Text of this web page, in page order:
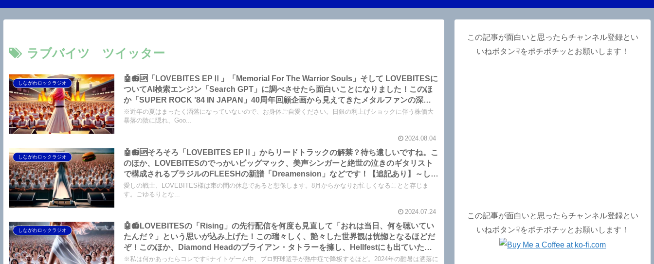
ラブバイツ ツイッター
しながわロックラジオ
🤖📻🆙「LOVEBITES EPⅡ」「Memorial For The Warrior Souls」そして LOVEBITESに
ついてAI検索エンジン「Search GPT」に調べさせたら面白いことになりました！このほ
か「SUPER ROCK ’84 IN JAPAN」40周年回顧企画から見えてきたメタルファンの深刻
な高齢化、「BURRN！創刊時を知っているか否か？」などについてです【重要追記あ
り】～しながわロックラジオ【加筆あり】
※近年の夏はまったく洒落になっていないので、お身体ご自愛ください。日銀の利上げショックに伴う株価大
暴落の陰に隠れ、Goo...
2024.08.04
しながわロックラジオ
🤖📻🆙そろそろ「LOVEBITES EPⅡ」からリードトラックの解禁？待ち遠しいですね。こ
のほか、LOVEBITESのでっかいビッグマック、美声シンガーと絶世の泣きのギタリスト
で構成されるブラジルのFLEESHの新譜「Dreamension」などです！【追記あり】～しな
がわロックラジオ
愛しの戦士、LOVEBITES様は束の間の休息であると想像します。8月からかなりお忙しくなることと存じま
す。ごゆるりとな...
2024.07.24
しながわロックラジオ
🤖📻LOVEBITESの「Rising」の先行配信を何度も見直して「おれは当日、何を聴いてい
たんだ？」という思いが込み上げた！この瑞々しく、艶々した世界観は恍惚となるほどだ
ぞ！このほか、Diamond Headのブライアン・タトラーを擁し、Hellfestにも出ていた
SAXONの来日について思ったことなどです～しながわロックラジオ
※私は何かあったらコレです☟ナイトゲーム中、プロ野球選手が熱中症で降板するほど。2024年の酷暑は洒落に
この記事が面白いと思ったらチャンネル登録とい
いねボタン☟をポチポチッとお願いします！
この記事が面白いと思ったらチャンネル登録とい
いねボタン☟をポチポチッとお願いします！